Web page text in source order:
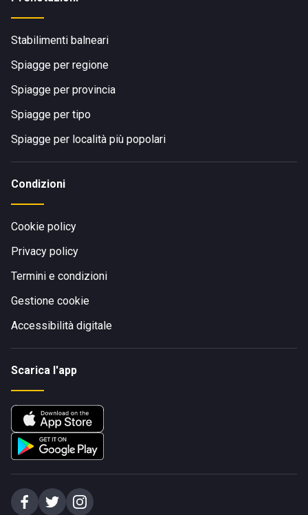
Stabilimenti balneari
Spiagge per regione
Spiagge per provincia
Spiagge per tipo
Spiagge per località più popolari
Condizioni
Cookie policy
Privacy policy
Termini e condizioni
Gestione cookie
Accessibilità digitale
Scarica l'app